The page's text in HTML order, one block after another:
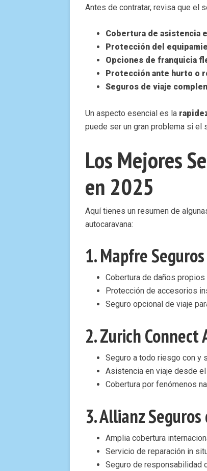
Antes de contratar, revisa que el
Cobertura de asistencia
Protección del
Opciones de franquicia
Protección ante hurto o
Seguros de viaje
Un aspecto esencial es la
puede ser un gran problema si el
Los Mejores
en 2025
Aquí tienes un resumen de
autocaravana:
1.Mapfre
Cobertura de daños
Protección de accesorios
Seguro opcional de viaje
2.Zurich Connect
Seguro a todo riesgo con y
Asistencia en viaje desde el
Cobertura por fenómenos
3.Allianz Seguros
Amplia cobertura
Servicio de reparación in
Seguro de responsabilidad